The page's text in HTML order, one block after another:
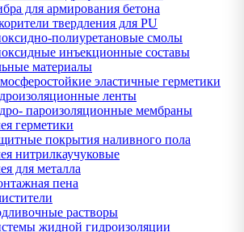
для армирования бетона
твердления для PU
полиуретановые смолы
инъекционные составы
материалы
эластичные герметики
ленты
пароизоляционные мембраны
герметики
покрытия наливного пола
нитрилкаучуковые
для металла
пена
растворы
жидной гидроизоляции